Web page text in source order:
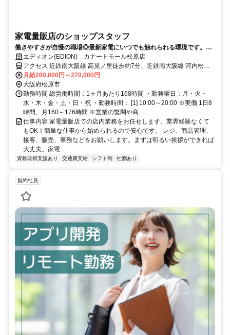
家電量販店のショップスタッフ
働きやすさが自慢の職場◎最新家電にいつでも触れられる環境です。割
引制度などの嬉しい待遇もあり！
エディオン(EDION) カナートモール松原店
アクセス 近鉄南大阪線 高見ノ里徒歩約7分、近鉄南大阪線 河内松原
徒歩約9分、近鉄南大阪線 布忍徒歩約12分
月給200,000円～270,000円
大阪府松原市
勤務時間 総労働時間：1ヶ月あたり168時間 ・勤務曜日：月・火・
水・木・金・土・日・祝 ・勤務時間： [1] 10:00～20:00 ※実働 1日8
時間、月160～176時間 ※営業の繁閑や商...
仕事内容 家電量販店での店内業務をお任せします。業界経験なくて
もOK！簡単な仕事から始められるので安心です。 レジ、商品管理、
接客、販売、事務などをお願いします。まずは明るい挨拶ができれば
大丈夫。家電...
資格取得支援あり 交通費支給 シフト制 社割あり
契約社員